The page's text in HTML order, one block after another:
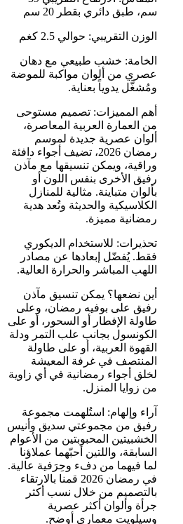
سم، طبق دائري بقطر 20 سم
الوزن التقريبي: حوالي 2.5 كغم
الخامة: خشب طبيعي مع دهان
عصري من ألوان مواكبة للموضة
ومُشغَّل يدوياً بعناية.
أهم المميزات: تصميم مستوحى
من العمارة العربية المعاصرة،
ألوان عصرية جديدة لموسم
رمضان 2026، تضيف أجواء دافئة
وراقية، ويمكن تنسيقها مع مآذن
رفيق الأخرى بنفس اللون أو
بألوان متباينة. مثالية للمنازل
الكلاسيكية والحديثة وتُعد هدية
رمضانية مميزة.
تحذيرات: للاستخدام الديكوري
فقط. يُفضّل إبعادها عن مصادر
اللهب المباشر والحرارة العالية.
أين نضعها؟ يمكن تنسيق مآذن
رفيق على بوفيه رمضان، وعلى
طاولة الإفطار أو السحور، أو على
الكونسول بجانب علب التمر ودلة
القهوة العربية، أو على طاولة
المنتصف في غرفة المعيشة
لخلق أجواء رمضانية في أي زاوية
من زوايا المنزل.
آراء وإلهام: استُلهمت مجموعة
رفيق من مجموعتي سديق وأنيس
الخشبيتين المحبوبتين من الأعوام
السابقة، واللتين أحبّهما عملاؤنا
لما فيهما من دفء وحِرَفية عالية.
في رمضان 2026 قمنا بالارتقاء
بالتصميم من خلال نسب أكثر
جرأة وألوان أكثر عصرية
وسيلويت معماري أوضح.